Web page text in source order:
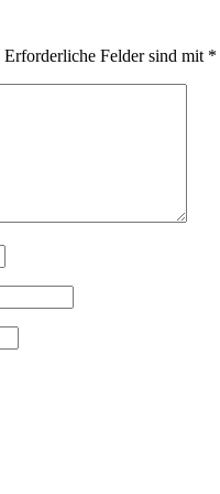
Erforderliche Felder sind mit *